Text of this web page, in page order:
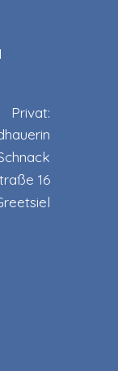
Privat:
16